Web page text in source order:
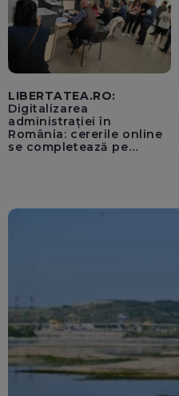
LIBERTATEA.RO:
Digitalizarea
administrației în
România: cererile online
se completează pe